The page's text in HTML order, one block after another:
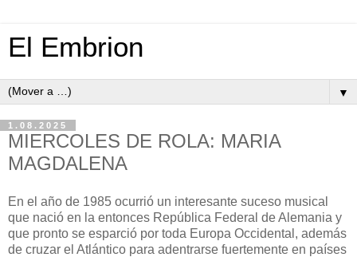
El Embrion
▼
1.08.2025
MIERCOLES DE ROLA: MARIA
MAGDALENA
En el año de 1985 ocurrió un interesante suceso musical
que nació en la entonces República Federal de Alemania y
que pronto se esparció por toda Europa Occidental, además
de cruzar el Atlántico para adentrarse fuertemente en países